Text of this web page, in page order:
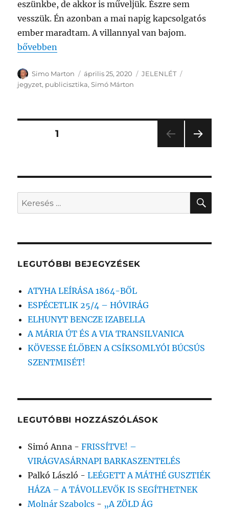
eszünkbe, de akkor is műveljük. Észre sem
vesszük. Én azonban a mai napig kapcsolgatós
ember maradtam. A villannyal van bajom.
„A PAZARLÁSRÓL”
bővebben
Szerző
Simo Marton Közzétéve
április 25, 2020 Kategória
JELENLÉT
jegyzet, publicisztika,Simó Márton
Bejegyzések
OLDAL1
OLD
AL
Keresés
a
kifejezésre:
LEGUTÓBBI BEJEGYZÉSEK
ATYHA LEÍRÁSA 1864-BŐL
ESPÉCETLIK 25/4 – HÓVIRÁG
ELHUNYT BENCZE IZABELLA
A MÁRIA ÚT ÉS A VIA TRANSILVANICA
KÖVESSE ÉLŐBEN A CSÍKSOMLYÓI BÚCSÚS
SZENTMISÉT!
LEGUTÓBBI HOZZÁSZÓLÁSOK
Simó Anna -FRISSÍTVE! –
VIRÁGVASÁRNAPI BARKASZENTELÉS
Palkó László -LEÉGETT A MÁTHÉ GUSZTIÉK
HÁZA – A TÁVOLLEVŐK IS SEGÍTHETNEK
Molnár Szabolcs - „A ZÖLD ÁG